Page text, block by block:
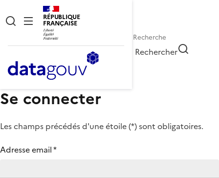
RÉPUBLIQUE
FRANÇAISE
Rechercher
Se connecter
Les champs précédés d'une étoile (*) sont obligatoires.
Adresse email*